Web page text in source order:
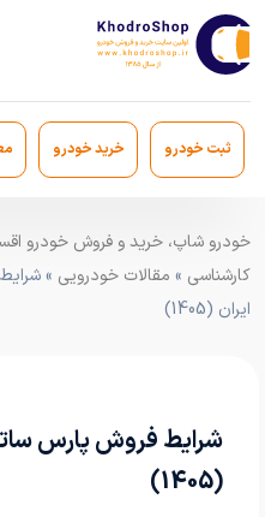
ثبت خودرو خرید خودرو
کارشناسی » مقالات خودرویی »
ایران (1405)
شرایط فروش پارس
(1405)